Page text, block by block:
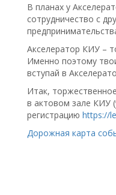
В планах у
сотрудничество с
Акселератор КИУ –
Именно поэтому
вступай в
Итак,
в актовом зале КИУ
регистрацию https://
Дорожная карта